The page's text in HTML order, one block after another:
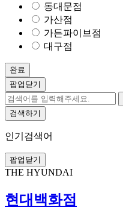
동대문점
가산점
가든파이브점
대구점
완료
팝업닫기
검색하기
인기검색어
팝업닫기
THE HYUNDAI
현대백화점